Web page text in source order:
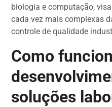
biologia e computação,
cada vez mais complexas
controle de qualidade
Como
soluções